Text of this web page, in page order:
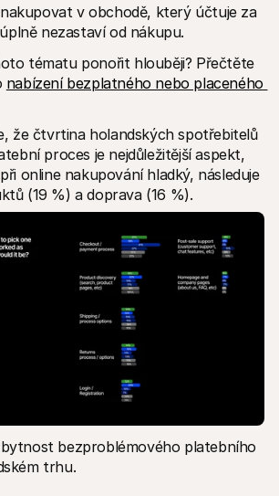
v obchodě, který účtuje za
nezastaví od nákupu.
tématu ponořit hlouběji? Přečtěte
nabízení bezplatného nebo placeného
že čtvrtina holandských spotřebitelů
proces je nejdůležitější aspekt,
online nakupování hladký, následuje
(19 %) a doprava (16 %).
bezproblémového platebního
trhu.